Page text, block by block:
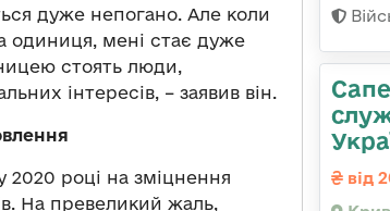
дуже непогано. Але коли
одиниця, мені стає дуже
стоять люди,
інтересів, – заявив він.
2020 році на зміцнення
На превеликий жаль,
від